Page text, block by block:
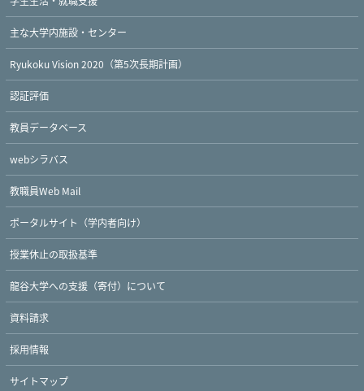
主な大学内施設・センター
Ryukoku Vision 2020（第5次長期計画）
認証評価
教員データベース
webシラバス
教職員Web Mail
ポータルサイト（学内者向け）
授業休止の取扱基準
龍谷大学への支援（寄付）について
資料請求
採用情報
サイトマップ